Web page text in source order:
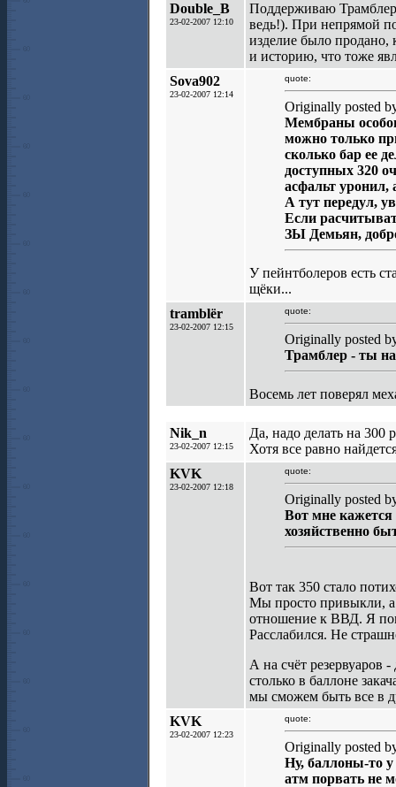
Double_B
23-02-2007 12:10
Поддерживаю
ведь!). При непрямой
изделие было продано,
и историю, что тоже
Sova902
23-02-2007 12:14
quote:
Originally posted
Мембраны
можно только
сколько бар ее
доступных 320
асфальт уронил,
А тут передул,
Если
ЗЫ Демьян,
У пейнтболеров есть
щёки...
tramblёr
23-02-2007 12:15
quote:
Originally posted
Трамблер - ты
Восемь лет поверял
Nik_n
23-02-2007 12:15
Да, надо делать на 300
Хотя все равно
KVK
23-02-2007 12:18
quote:
Originally posted
Вот мне кажется
хозяйственно
Вот так 350 стало
Мы просто привыкли, а
отношение к ВВД. Я
Расслабился. Не
А на счёт резервуаров
столько в баллоне
мы сможем быть все в
KVK
23-02-2007 12:23
quote:
Originally posted
Ну, баллоны-то
атм порвать не